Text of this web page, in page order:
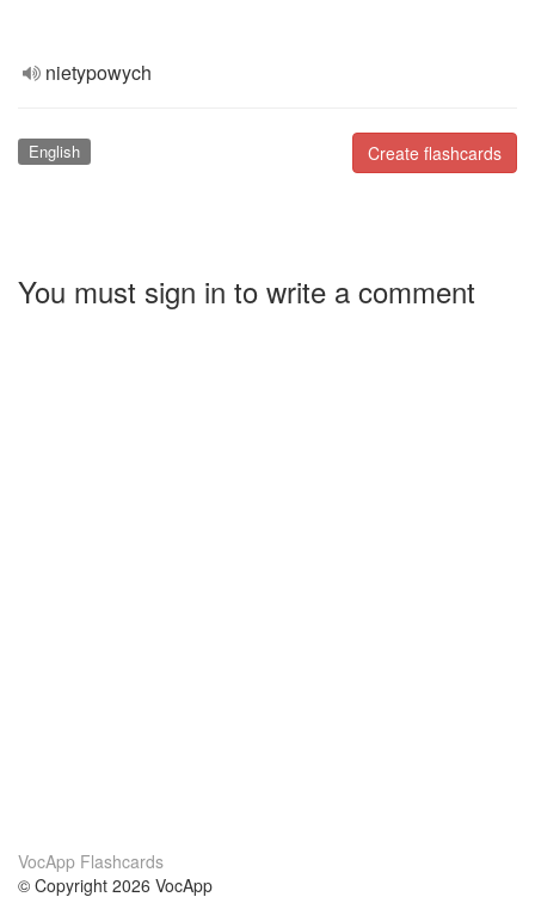
nietypowych
Create flashcards
English
You must sign in to write a comment
VocApp Flashcards
© Copyright 2026 VocApp